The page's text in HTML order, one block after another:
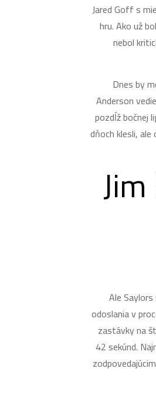
Jared Goff s
hru. Ako už
nebol
Dnes by
Anderson
pozdĺž bočnej
dňoch klesli,
Ale
odoslania v
zastávky na
42 sekúnd.